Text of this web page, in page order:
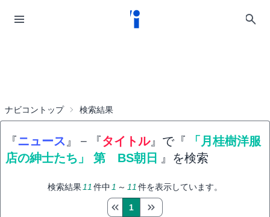
ナビコントップ 検索結果
『ニュース 』 − 『タイトル』で『
「月桂樹洋服
店の紳士たち」 第 BS朝日
』を検索
検索結果 11 件中 1 ～ 11 件を表示しています。
1